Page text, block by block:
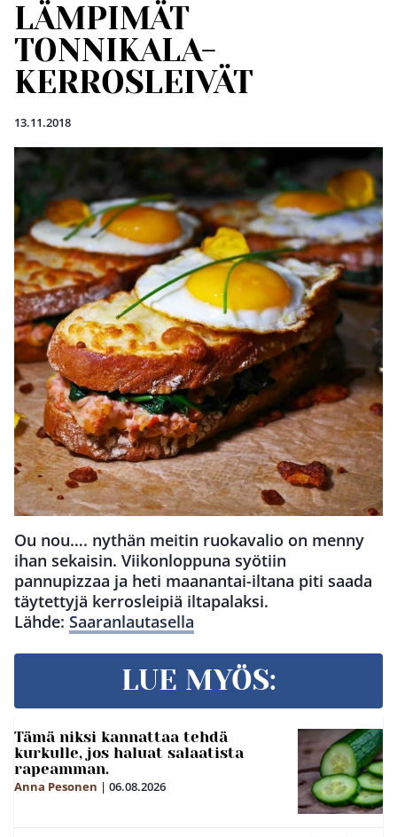
LÄMPIMÄT
TONNIKALA-
KERROSLEIVÄT
13.11.2018
Ou nou…. nythän meitin ruokavalio on menny
ihan sekaisin. Viikonloppuna syötiin
pannupizzaa ja heti maanantai-iltana piti saada
täytettyjä kerrosleipiä iltapalaksi.
Lähde: Saaranlautasella
LUE MYÖS:
Tämä niksi kannattaa tehdä
kurkulle, jos haluat salaatista
rapeamman.
Anna Pesonen | 06.08.2026